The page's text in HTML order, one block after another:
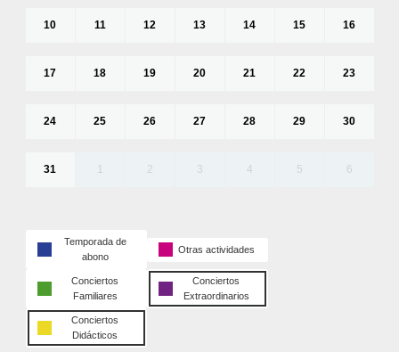
10 11 12 13 14 15 16
17 18 19 20 21 22 23
24 25 26 27 28 29 30
31 1 2 3 4 5 6
Temporada de
abono
Otras actividades
Conciertos
Familiares
Conciertos
Extraordinarios
Conciertos
Didácticos